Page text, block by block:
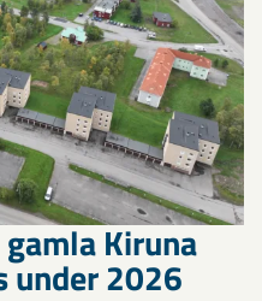
Kiruna
under 2026